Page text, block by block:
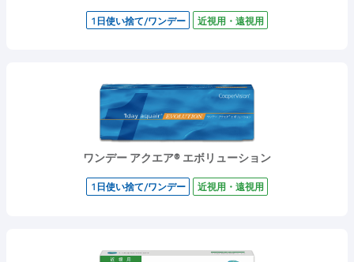
1日使い捨て/ワンデー 近視用・遠視用
ワンデー アクエア® エボリューション
1日使い捨て/ワンデー 近視用・遠視用